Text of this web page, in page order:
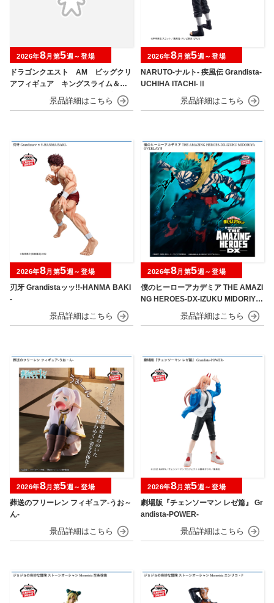
ドラゴンクエスト AM ビッグクリ
アフィギュア キングスライム＆メ
タルキング＆スライムベホマズン
2026年8月第5週～登場
NARUTO-ナルト- 疾風伝 Grandista-
UCHIHA ITACHI-Ⅱ
2026年8月第5週～登場
刃牙 Grandistaッッ!!-HANMA BAKI
-
2026年8月第5週～登場
僕のヒーローアカデミア THE AMAZI
NG HEROES-DX-IZUKU MIDORIYA
OVERLAY Ⅱ
2026年8月第5週～登場
葬送のフリーレン フィギュア-うお～
ん-
2026年8月第5週～登場
劇場版『チェンソーマン レゼ篇』 Gr
andista-POWER-
2026年8月第5週～登場